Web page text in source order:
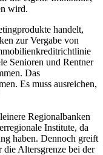
wird.
handelt,
zur Vergabe von
Senioren und Rentner
Das
Es muss ausreichen,
Regionalbanken
Institute, da
haben. Dennoch greift
die Altersgrenze bei der